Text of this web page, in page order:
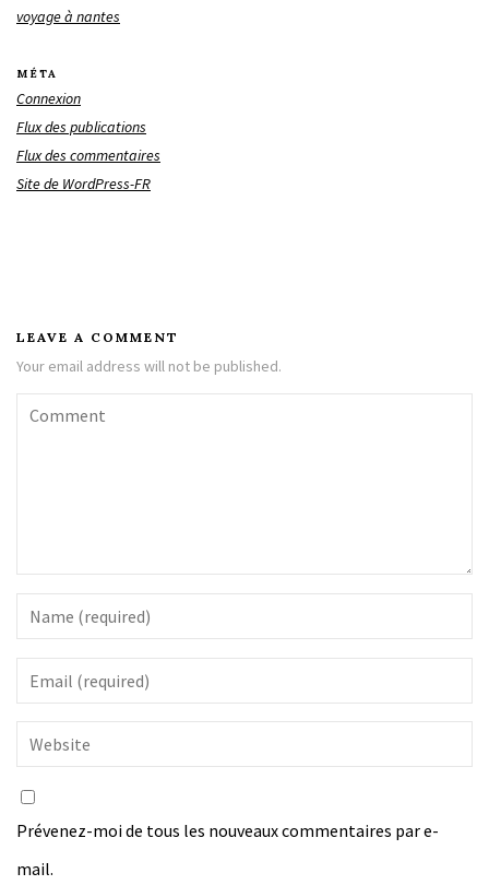
voyage à nantes
MÉTA
Connexion
Flux des publications
Flux des commentaires
Site de WordPress-FR
LEAVE A COMMENT
Your email address will not be published.
Prévenez-moi de tous les nouveaux commentaires par e-
mail.